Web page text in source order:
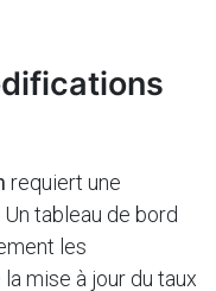
requiert une
tableau de bord
les
mise à jour du taux